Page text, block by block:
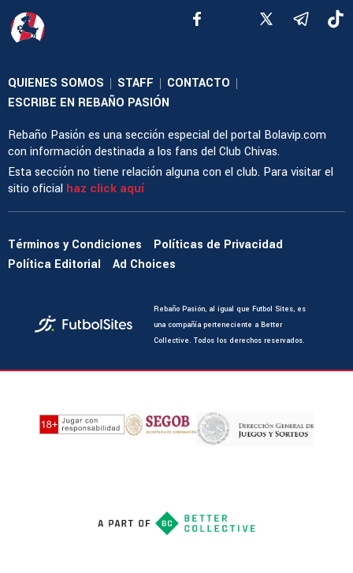
QUIENES SOMOS | STAFF | CONTACTO |
ESCRIBE EN REBAÑO PASIÓN
Rebaño Pasión es una sección especial del portal Bolavip.com
con información destinada a los fans del Club Chivas.
Esta sección no tiene relación alguna con el club. Para visitar el
sitio oficial haz click aquí
Términos y Condiciones
Políticas de Privacidad
Política Editorial
Ad Choices
Rebaño Pasión, al igual que Futbol Sites, es
una compañía perteneciente a Better
Collective. Todos los derechos reservados.